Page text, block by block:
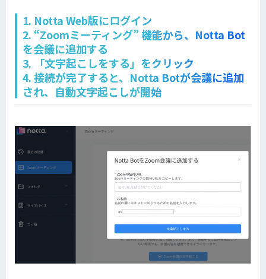
1. Notta Web版にログイン
2. “Zoomミーティング” 機能から、Notta Bot
を会議に追加する
3. 「文字起こしをする」をクリック
4. 接続が完了すると、Notta Botが会議に追加
され、自動文字起こしが開始